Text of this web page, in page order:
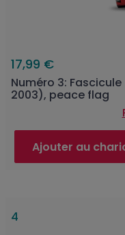
17,99 €
Numéro 3:
2003), peace flag
Ajouter au
4